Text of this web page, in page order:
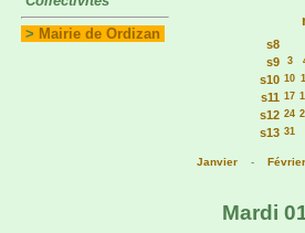
> Mairie de Ordizan
s8
s9 3
s10 10
s11 17
s12 24
s13 31
Janvier - Février
Mardi